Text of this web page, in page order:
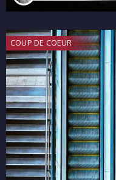
COUP DE COEUR